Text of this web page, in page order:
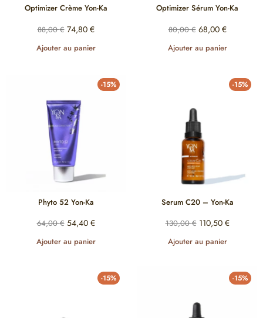
Optimizer Crème Yon-Ka
88,00€ 74,80 €
Ajouter au panier
Optimizer Sérum Yon-Ka
80,00€ 68,00 €
Ajouter au panier
-15%
Phyto 52 Yon-Ka
64,00€ 54,40 €
Ajouter au panier
-15%
Serum C20 – Yon-Ka
130,00€ 110,50 €
Ajouter au panier
-15% -15%